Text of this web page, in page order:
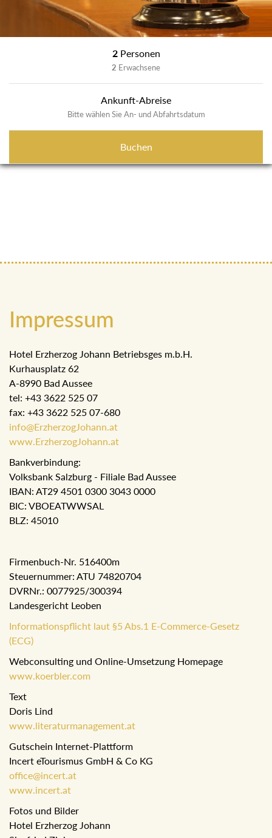
2 Personen
2 Erwachsene
Ankunft-Abreise
Bitte wählen Sie An- und Abfahrtsdatum
Buchen
Impressum
Hotel Erzherzog Johann Betriebsges m.b.H.
Kurhausplatz 62
A-8990 Bad Aussee
tel: +43 3622 525 07
fax: +43 3622 525 07-680
info@ErzherzogJohann.at
www.ErzherzogJohann.at
Bankverbindung:
Volksbank Salzburg - Filiale Bad Aussee
IBAN: AT29 4501 0300 3043 0000
BIC: VBOEATWWSAL
BLZ: 45010
Firmenbuch-Nr. 516400m
Steuernummer: ATU 74820704
DVRNr.: 0077925/300394
Landesgericht Leoben
Informationspflicht laut §5 Abs.1 E-Commerce-Gesetz
(ECG)
Webconsulting und Online-Umsetzung Homepage
www.koerbler.com
Text
Doris Lind
www.literaturmanagement.at
Gutschein Internet-Plattform
Incert eTourismus GmbH & Co KG
office@incert.at
www.incert.at
Fotos und Bilder
Hotel Erzherzog Johann